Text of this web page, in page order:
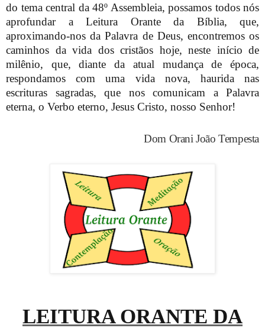
do tema central da 48º Assembleia, possamos todos nós
aprofundar a Leitura Orante da Bíblia, que,
aproximando-nos da Palavra de Deus, encontremos os
caminhos da vida dos cristãos hoje, neste início de
milênio, que, diante da atual mudança de época,
respondamos com uma vida nova, haurida nas
escrituras sagradas, que nos comunicam a Palavra
eterna, o Verbo eterno, Jesus Cristo, nosso Senhor!
Dom Orani João Tempesta
LEITURA ORANTE DA